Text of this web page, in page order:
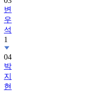
변
우
석
1
04
박
지
현